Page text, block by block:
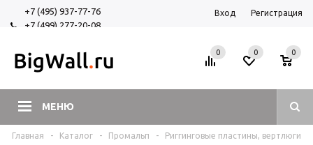
+7 (495) 937-77-76
+7 (499) 277-20-08
Вход Регистрация
МЕНЮ
0 0
0
Главная - Каталог - Промальп -
Риггинговые пластины, вертлюги